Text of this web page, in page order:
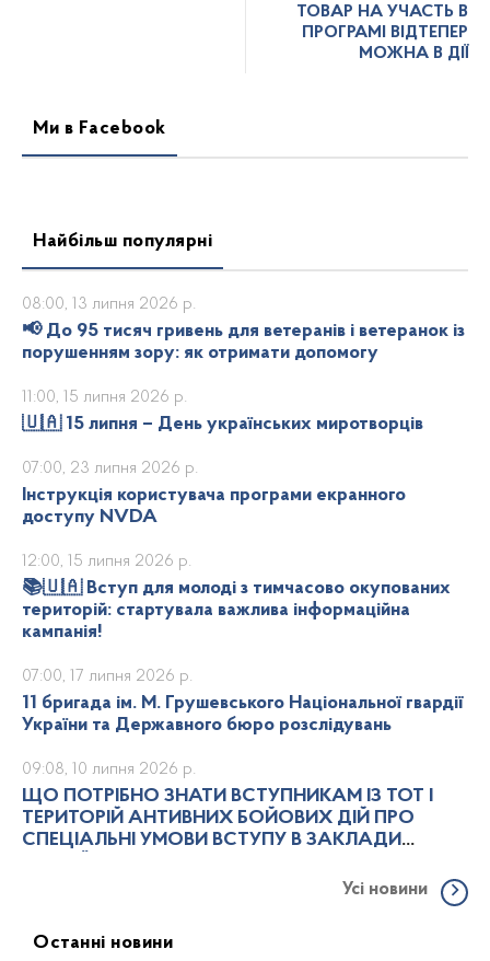
ТОВАР НА УЧАСТЬ В
ПРОГРАМІ ВІДТЕПЕР
МОЖНА В ДІЇ
Ми в Facebook
Найбільш популярні
📢 До 95 тисяч гривень для ветеранів і ветеранок із
порушенням зору: як отримати допомогу
08:00, 13 липня 2026 р.
🇺🇦 15 липня – День українських миротворців
11:00, 15 липня 2026 р.
Інструкція користувача програми екранного
доступу NVDA
07:00, 23 липня 2026 р.
📚🇺🇦 Вступ для молоді з тимчасово окупованих
територій: стартувала важлива інформаційна
кампанія!
12:00, 15 липня 2026 р.
11 бригада ім. М. Грушевського Національної гвардії
України та Державного бюро розслідувань
07:00, 17 липня 2026 р.
ЩО ПОТРІБНО ЗНАТИ ВСТУПНИКАМ ІЗ ТОТ І
ТЕРИТОРІЙ АНТИВНИХ БОЙОВИХ ДІЙ ПРО
СПЕЦІАЛЬНІ УМОВИ ВСТУПУ В ЗАКЛАДИ
09:08, 10 липня 2026 р.
Усі новини
Останні новини